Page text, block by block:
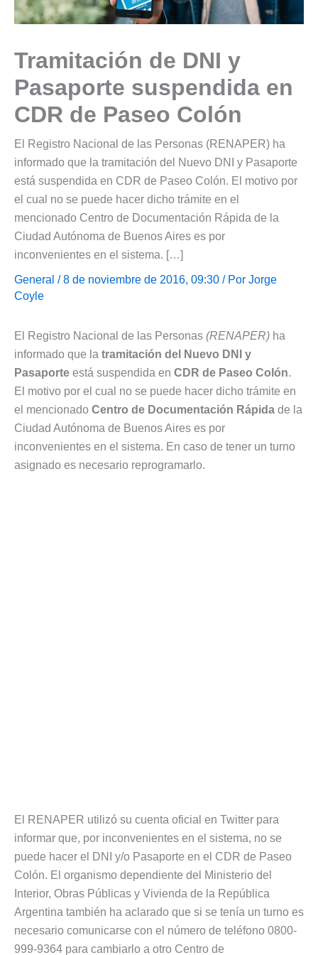
Tramitación de DNI y
Pasaporte suspendida en
CDR de Paseo Colón
El Registro Nacional de las Personas (RENAPER) ha
informado que la tramitación del Nuevo DNI y Pasaporte
está suspendida en CDR de Paseo Colón. El motivo por
el cual no se puede hacer dicho trámite en el
mencionado Centro de Documentación Rápida de la
Ciudad Autónoma de Buenos Aires es por
inconvenientes en el sistema. […]
General / 8 de noviembre de 2016, 09:30 / Por Jorge
Coyle
El Registro Nacional de las Personas (RENAPER) ha
informado que la tramitación del Nuevo DNI y
Pasaporte está suspendida en CDR de Paseo Colón.
El motivo por el cual no se puede hacer dicho trámite en
el mencionado Centro de Documentación Rápida de la
Ciudad Autónoma de Buenos Aires es por
inconvenientes en el sistema. En caso de tener un turno
asignado es necesario reprogramarlo.
El RENAPER utilizó su cuenta oficial en Twitter para
informar que, por inconvenientes en el sistema, no se
puede hacer el DNI y/o Pasaporte en el CDR de Paseo
Colón. El organismo dependiente del Ministerio del
Interior, Obras Públicas y Vivienda de la República
Argentina también ha aclarado que si se tenía un turno es
necesario comunicarse con el número de teléfono 0800-
999-9364 para cambiarlo a otro Centro de